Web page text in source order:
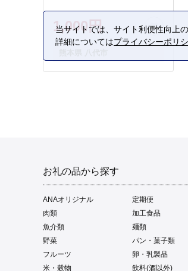
1,000円
お礼の品から探す
ANAオリジナル 定期便
肉類
加工食品
魚介類
麺類
野菜
パン・菓子類
フルーツ
卵・乳製品
米・穀物
飲料(酒以外)
当サイトでは、サイト利便性向上
詳細についてはプライバシーポリ